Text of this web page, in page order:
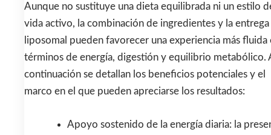
Aunque no sustituye una dieta equilibrada ni un estilo
vida activo, la combinación de ingredientes y la entrega
liposomal pueden favorecer una experiencia más fluida
términos de energía, digestión y equilibrio metabólico.
continuación se detallan los beneficios potenciales y el
marco en el que pueden apreciarse los resultados:
Apoyo sostenido de la energía diaria: la